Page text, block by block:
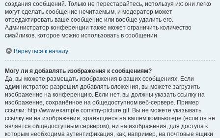
создания сообщений. Только не перестарайтесь, используя их: они легко
могут сделать сообщение нечитаемым, и модератор может
отредактировать ваше сообщение или вообще удалить его.
Администратор конференции также может ограничить количество
смайликов, которое можно использовать в сообщении.
Вернуться к началу
Могу ли я добавлять изображения к сообщениям?
Да, вы можете размещать изображения в ваших сообщениях. Если
администратор разрешил добавлять вложения, вы можете загрузить
изображение на конференцию. Если нет, вы должны указать ссылку на
изображение, сохранённое на общедоступном веб-сервере. Пример
ссылки: http://www.example.com/my-picture.gif. Вы не можете указывать
ссылку ни на изображения, хранящиеся на вашем компьютере (если он не
является общедоступным сервером), ни на изображения, для доступа к
которым необходима аутентификация, как, например, на почтовые ящики